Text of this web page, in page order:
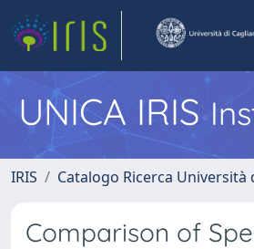
UNICA IRIS
IRIS Catalogo Ricerca Università
Comparison of